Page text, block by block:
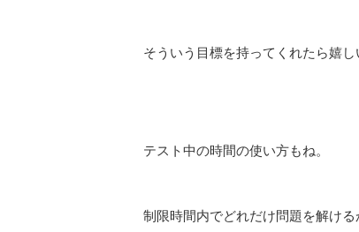
そういう目標を持ってくれたら嬉し
テスト中の時間の使い方もね。
制限時間内でどれだけ問題を解ける